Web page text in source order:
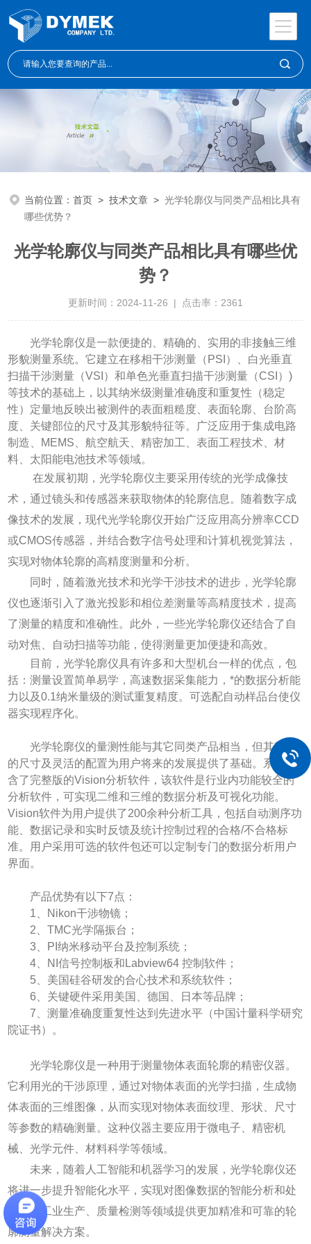
当前位置：首页 >技术文章 >光学轮廓仪与同类产品相比具有
哪些优势？
光学轮廓仪与同类产品相比具有哪些优
势？
更新时间：2024-11-26 | 点击率：2361
光学轮廓仪是一款便捷的、精确的、实用的非接触三维
形貌测量系统。它建立在移相干涉测量（PSI）、白光垂直
扫描干涉测量（VSI）和单色光垂直扫描干涉测量（CSI）)
等技术的基础上，以其纳米级测量准确度和重复性（稳定
性）定量地反映出被测件的表面粗糙度、表面轮廓、台阶高
度、关键部位的尺寸及其形貌特征等。广泛应用于集成电路
制造、MEMS、航空航天、精密加工、表面工程技术、材
料、太阳能电池技术等领域。
在发展初期，光学轮廓仪主要采用传统的光学成像技
术，通过镜头和传感器来获取物体的轮廓信息。随着数字成
像技术的发展，现代光学轮廓仪开始广泛应用高分辨率CCD
或CMOS传感器，并结合数字信号处理和计算机视觉算法，
实现对物体轮廓的高精度测量和分析。
同时，随着激光技术和光学干涉技术的进步，光学轮廓
仪也逐渐引入了激光投影和相位差测量等高精度技术，提高
了测量的精度和准确性。此外，一些光学轮廓仪还结合了自
动对焦、自动扫描等功能，使得测量更加便捷和高效。
目前，光学轮廓仪具有许多和大型机台一样的优点，包
括：测量设置简单易学，高速数据采集能力，*的数据分析能
力以及0.1纳米量级的测试重复精度。可选配自动样品台使仪
器实现程序化。
光学轮廓仪的量测性能与其它同类产品相当，但其较小
的尺寸及灵活的配置为用户将来的发展提供了基础。系统包
含了完整版的Vision分析软件，该软件是行业内功能较全的
分析软件，可实现二维和三维的数据分析及可视化功能。
Vision软件为用户提供了200余种分析工具，包括自动测序功
能、数据记录和实时反馈及统计控制过程的合格/不合格标
准。用户采用可选的软件包还可以定制专门的数据分析用户
界面。
产品优势有以下7点：
1、Nikon干涉物镜；
2、TMC光学隔振台；
3、PI纳米移动平台及控制系统；
4、NI信号控制板和Labview64 控制软件；
5、美国硅谷研发的合心技术和系统软件；
6、关键硬件采用美国、德国、日本等品牌；
7、测量准确度重复性达到先进水平（中国计量科学研究
院证书）。
光学轮廓仪是一种用于测量物体表面轮廓的精密仪器。
它利用光的干涉原理，通过对物体表面的光学扫描，生成物
体表面的三维图像，从而实现对物体表面纹理、形状、尺寸
等参数的精确测量。这种仪器主要应用于微电子、精密机
械、光学元件、材料科学等领域。
未来，随着人工智能和机器学习的发展，光学轮廓仪还
将进一步提升智能化水平，实现对图像数据的智能分析和处
理，为工业生产、质量检测等领域提供更加精准和可靠的轮
廓测量解决方案。